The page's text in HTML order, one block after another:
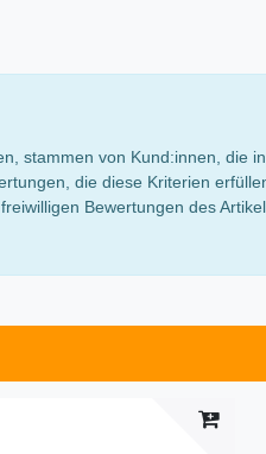
stammen von Kund:innen,
die diese Kriterien
Bewertungen des